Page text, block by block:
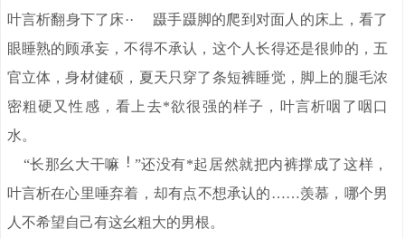
叶言析翻身下了床·· 蹑手蹑脚的爬到对面人的床上，看了
眼睡熟的顾承妄，不得不承认，这个人长得还是很帅的，五
官立体，身材健硕，夏天只穿了条短裤睡觉，脚上的腿毛浓
密粗硬又性感，看上去*欲很强的样子，叶言析咽了咽口
水。
“长那幺大干嘛
”还没有*起居然就把内裤撑成了这样，
叶言析在心里唾弃着，却有点不想承认的……羡慕，哪个男
人不希望自己有这幺粗大的男根。